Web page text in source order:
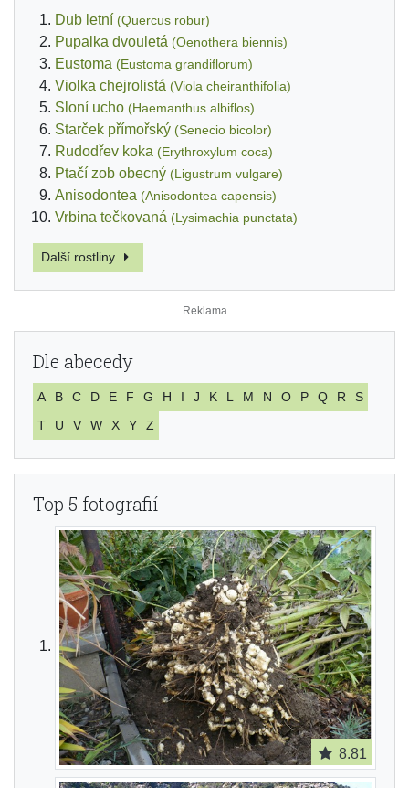
Dub letní (Quercus robur)
Pupalka dvouletá (Oenothera biennis)
Eustoma (Eustoma grandiflorum)
Violka chejrolistá (Viola cheiranthifolia)
Sloní ucho (Haemanthus albiflos)
Starček přímořský (Senecio bicolor)
Rudodřev koka (Erythroxylum coca)
Ptačí zob obecný (Ligustrum vulgare)
Anisodontea (Anisodontea capensis)
Vrbina tečkovaná (Lysimachia punctata)
Další rostliny
Dle abecedy
A B C D E F G H I J K L M N O P Q R
S
T
U V W X Y Z
Top 5 fotografií
8.81